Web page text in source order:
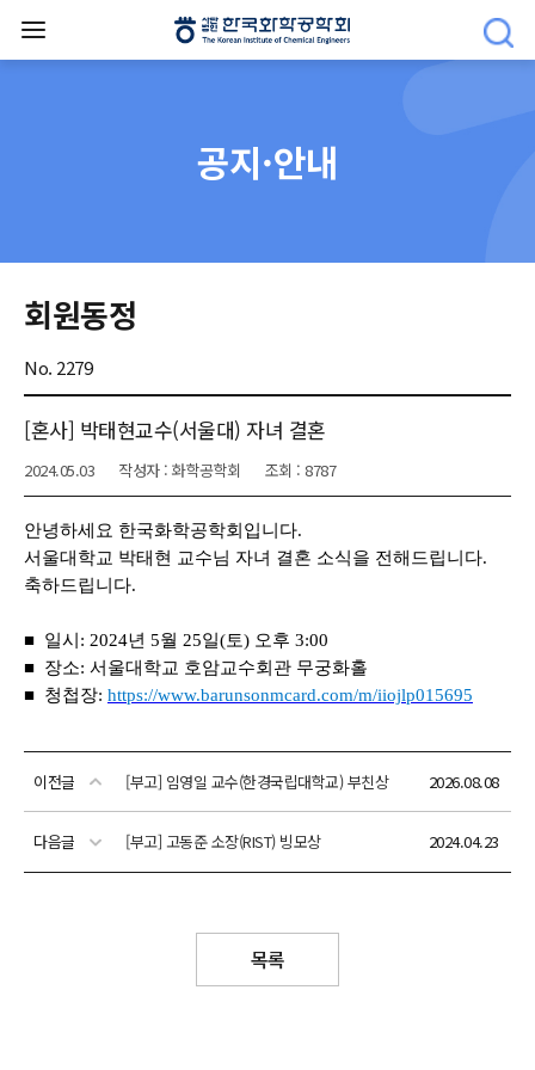
공지·안내
회원동정
No. 2279
[혼사] 박태현교수(서울대) 자녀 결혼
2024.05.03 작성자 : 화학공학회 조회 : 8787
이전글 [부고] 임영일 교수(한경국립대학교) 부친상 2026.08.08
다음글 [부고] 고동준 소장(RIST) 빙모상 2024.04.23
목록